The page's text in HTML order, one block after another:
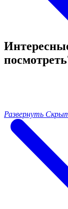
Развернуть